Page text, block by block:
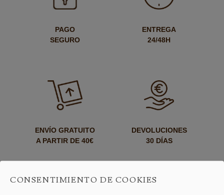
PAGO
SEGURO
ENTREGA
24/48H
ENVÍO GRATUITO
A PARTIR DE 40€
DEVOLUCIONES
30 DÍAS
CONSENTIMIENTO DE COOKIES